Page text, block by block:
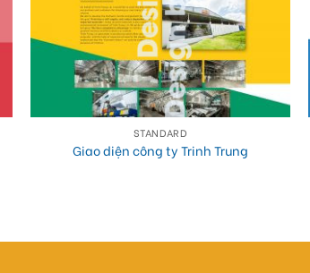
STANDARD
Giao diện công ty Trinh Trung